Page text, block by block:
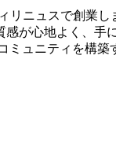
リニュスで創業
が心地よく、手
ュニティを構築